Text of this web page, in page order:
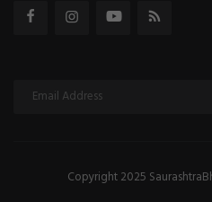
Copyright 2025